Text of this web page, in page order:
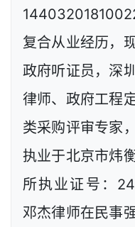
复合从业经历，
政府听证员，深
律师、政府工程
类采购评审专家
执业于北京市炜
所执业证号：
邓杰律师在民事